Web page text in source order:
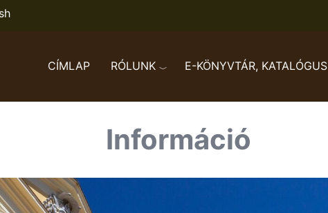
CÍMLAP RÓLUNK E-KÖNYVTÁR, KATALÓGUS
Információ